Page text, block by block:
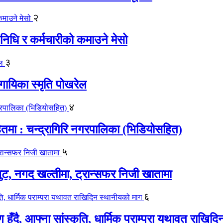
२
र कर्मचारीको कमाउने मेसो
३
स्‍मृति पोखरेल
४
: चन्द्रागिरि नगरपालिका (भिडियोसहित)
५
नगद खल्तीमा, ट्रान्सफर निजी खातामा
६
हुँदै, आफ्ना सांस्कृति, धार्मिक पराम्परा यथावत